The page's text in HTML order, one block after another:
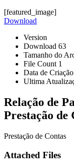
[featured_image]
Download
Version
Download 63
Tamanho do
File Count 1
Data de Criação
Ultima
Relação de
Prestação de
Prestação de Contas
Attached Files